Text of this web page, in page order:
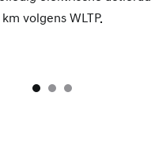
km volgens WLTP.